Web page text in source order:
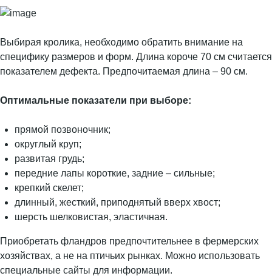
Выбирая кролика, необходимо обратить внимание на
специфику размеров и форм. Длина короче 70 см считается
показателем дефекта. Предпочитаемая длина – 90 см.
Оптимальные показатели при выборе:
прямой позвоночник;
округлый круп;
развитая грудь;
передние лапы короткие, задние – сильные;
крепкий скелет;
длинный, жесткий, приподнятый вверх хвост;
шерсть шелковистая, эластичная.
Приобретать фландров предпочтительнее в фермерских
хозяйствах, а не на птичьих рынках. Можно использовать
специальные сайты для информации.